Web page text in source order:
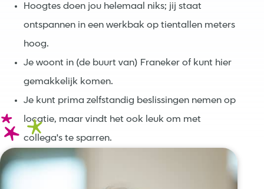
Hoogtes doen jou helemaal niks; jij staat
ontspannen in een werkbak op tientallen meters
hoog.
Je woont in (de buurt van) Franeker of kunt hier
gemakkelijk komen.
Je kunt prima zelfstandig beslissingen nemen op
locatie, maar vindt het ook leuk om met
collega's te sparren.